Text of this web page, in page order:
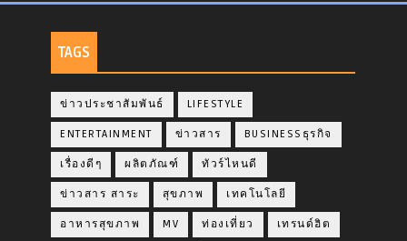
TAGS
ข่าวประชาสัมพันธ์ LIFESTYLE
ENTERTAINMENT ข่าวสาร BUSINESSธุรกิจ
เรื่องดีๆ ผลิตภัณฑ์ ทัวร์ไหนดี
ข่าวสาร สาระ สุขภาพ เทคโนโลยี
อาหารสุขภาพ MV ท่องเที่ยว เทรนด์ฮิต